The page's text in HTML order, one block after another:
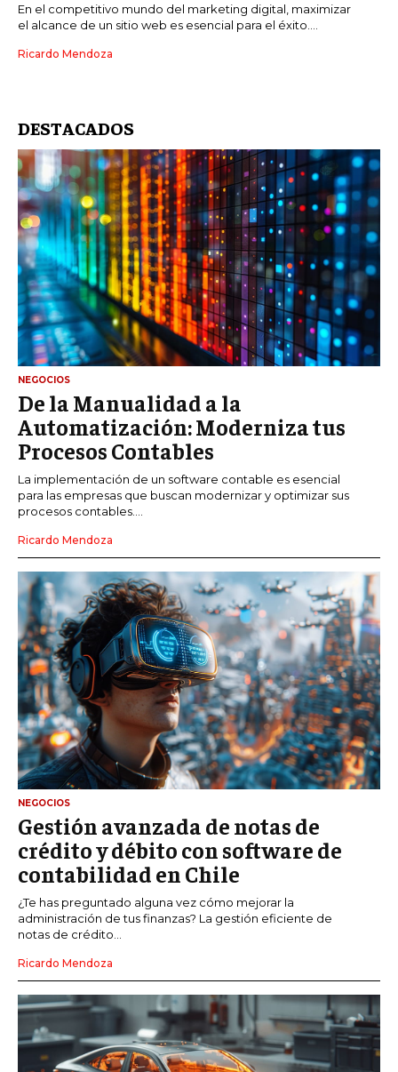
En el competitivo mundo del marketing digital, maximizar
el alcance de un sitio web es esencial para el éxito....
Ricardo Mendoza
DESTACADOS
NEGOCIOS
De la Manualidad a la
Automatización: Moderniza tus
Procesos Contables
La implementación de un software contable es esencial
para las empresas que buscan modernizar y optimizar sus
procesos contables....
Ricardo Mendoza
NEGOCIOS
Gestión avanzada de notas de
crédito y débito con software de
contabilidad en Chile
¿Te has preguntado alguna vez cómo mejorar la
administración de tus finanzas? La gestión eficiente de
notas de crédito...
Ricardo Mendoza